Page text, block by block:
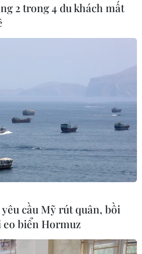
2 trong 4 du khách mất
cầu Mỹ rút quân, bồi
biển Hormuz